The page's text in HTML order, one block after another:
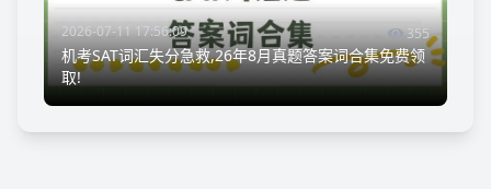
2026-07-11 17:56:09 355
机考SAT词汇失分急救,26年8月真题答案词合集免费领
取!